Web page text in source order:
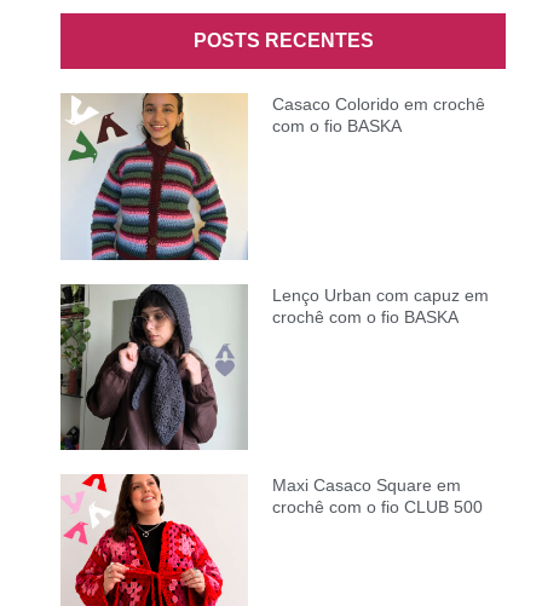
POSTS RECENTES
Casaco Colorido em crochê
com o fio BASKA
Lenço Urban com capuz em
crochê com o fio BASKA
Maxi Casaco Square em
crochê com o fio CLUB 500